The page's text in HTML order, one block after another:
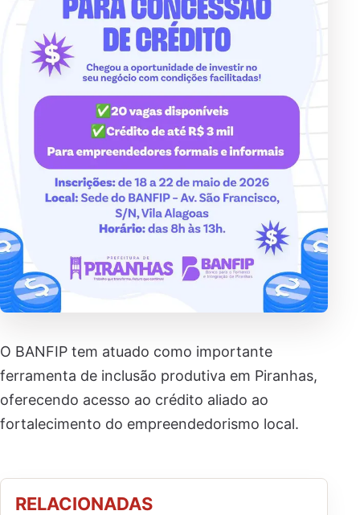
O BANFIP tem atuado como importante
ferramenta de inclusão produtiva em Piranhas,
oferecendo acesso ao crédito aliado ao
fortalecimento do empreendedorismo local.
RELACIONADAS